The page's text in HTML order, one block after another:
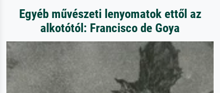
Egyéb művészeti lenyomatok ettől az
alkotótól: Francisco de Goya